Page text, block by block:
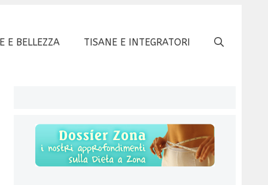
E BELLEZZA TISANE E INTEGRATORI